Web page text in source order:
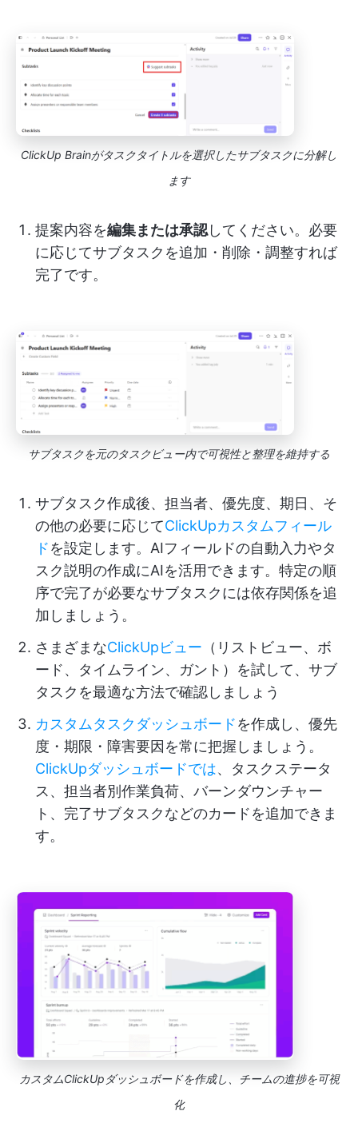
ClickUp Brainがタスクタイトルを選択したサブタスクに分解し
ます
提案内容を編集または承認してください。必要
に応じてサブタスクを追加・削除・調整すれば
完了です。
サブタスクを元のタスクビュー内で可視性と整理を維持する
サブタスク作成後、担当者、優先度、期日、そ
の他の必要に応じてClickUpカスタムフィール
ドを設定します。AIフィールドの自動入力やタ
スク説明の作成にAIを活用できます。特定の順
序で完了が必要なサブタスクには依存関係を追
加しましょう。
さまざまなClickUpビュー （リストビュー、ボ
ード、タイムライン、ガント）を試して、サブ
タスクを最適な方法で確認しましょう
カスタムタスクダッシュボードを作成し、優先
度・期限・障害要因を常に把握しましょう。
ClickUpダッシュボードでは、タスクステータ
ス、担当者別作業負荷、バーンダウンチャー
ト、完了サブタスクなどのカードを追加できま
す。
カスタムClickUpダッシュボードを作成し、チームの進捗を可視
化